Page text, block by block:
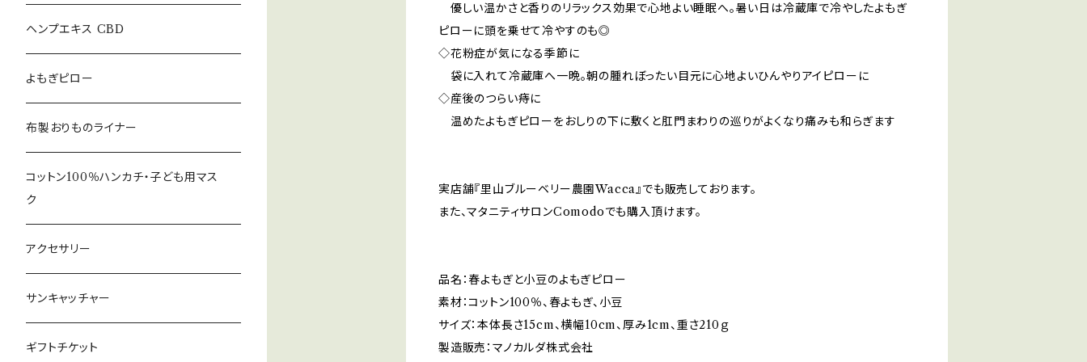
優しい温かさと香りのリラックス効果で心地よい睡眠へ。暑い日は冷蔵庫で冷やしたよもぎ
ピローに頭を乗せて冷やすのも◎
◇花粉症が気になる季節に
袋に入れて冷蔵庫へ一晩。朝の腫れぼったい目元に心地よいひんやりアイピローに
◇産後のつらい痔に
温めたよもぎピローをおしりの下に敷くと肛門まわりの巡りがよくなり痛みも和らぎます
実店舗『里山ブルーベリー農園Wacca』でも販売しております。
また、マタニティサロンComodoでも購入頂けます。
品名：春よもぎと小豆のよもぎピロー
素材：コットン100％、春よもぎ、小豆
サイズ：本体長さ15cm、横幅10cm、厚み1cm、重さ210ｇ
製造販売：マノカルダ株式会社
ヘンプエキス CBD
よもぎピロー
布製おりものライナー
コットン100％ハンカチ・子ども用マス
ク
アクセサリー
サンキャッチャー
ギフトチケット